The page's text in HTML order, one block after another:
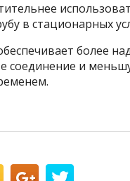
в стационарных
более
соединение и